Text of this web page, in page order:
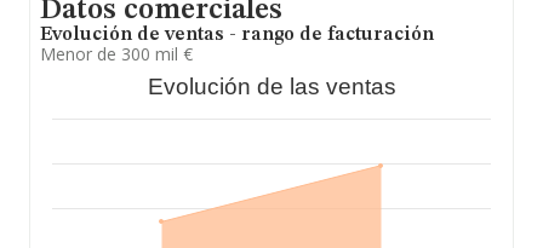
Datos comerciales
Evolución de ventas - rango de facturación
Menor de 300 mil €
Evolución de las ventas